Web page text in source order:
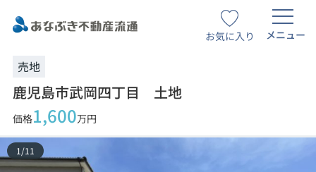
お気に入り メニュー
売地
鹿児島市武岡四丁目 土地
価格1,600万円
1 /11